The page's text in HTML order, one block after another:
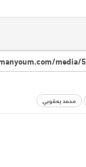
محمد يعقوبي